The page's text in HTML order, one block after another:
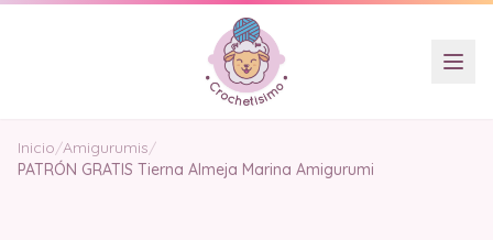
Inicio/Amigurumis/
PATRÓN GRATIS Tierna Almeja Marina Amigurumi